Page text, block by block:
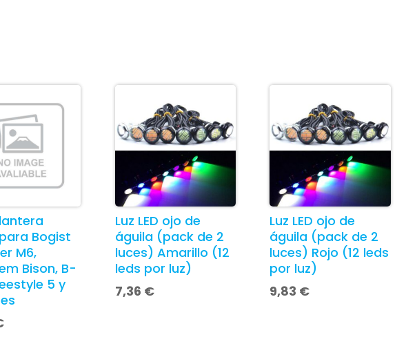
Bogist
M6,
Bison, B-
5 y
Luz LED ojo de
águila (pack de 2
luces) Amarillo (12
leds por luz)
7,36 €
Luz LED ojo de
águila (pack de 2
luces) Rojo (12 leds
por luz)
9,83 €